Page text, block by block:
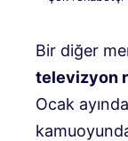
Bir diğer
televizyon
Ocak